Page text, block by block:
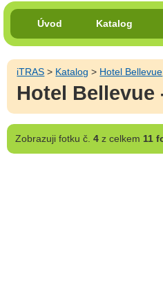
Úvod Katalog
iTRAS > Katalog > Hotel Bellevue
Hotel Bellevue
Zobrazujifotku č. 4z celkem 11